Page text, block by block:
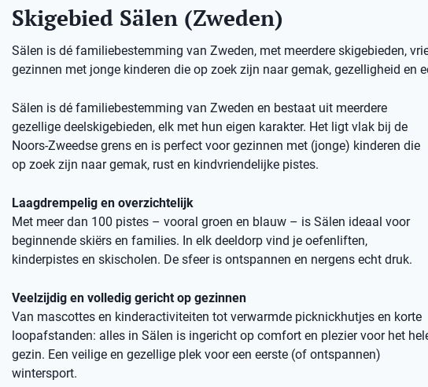
Skigebied Sälen (Zweden)
Sälen is dé familiebestemming van Zweden, met meerdere skigebieden,
gezinnen met jonge kinderen die op zoek zijn naar gemak, gezelligheid en
Sälen is dé familiebestemming van Zweden en bestaat uit meerdere
gezellige deelskigebieden, elk met hun eigen karakter. Het ligt vlak bij de
Noors-Zweedse grens en is perfect voor gezinnen met (jonge) kinderen die
op zoek zijn naar gemak, rust en kindvriendelijke pistes.
Laagdrempelig en overzichtelijk
Met meer dan 100 pistes – vooral groen en blauw – is Sälen ideaal voor
beginnende skiërs en families. In elk deeldorp vind je oefenliften,
kinderpistes en skischolen. De sfeer is ontspannen en nergens echt druk.
Veelzijdig en volledig gericht op gezinnen
Van mascottes en kinderactiviteiten tot verwarmde picknickhutjes en korte
loopafstanden: alles in Sälen is ingericht op comfort en plezier voor het
gezin. Een veilige en gezellige plek voor een eerste (of ontspannen)
wintersport.